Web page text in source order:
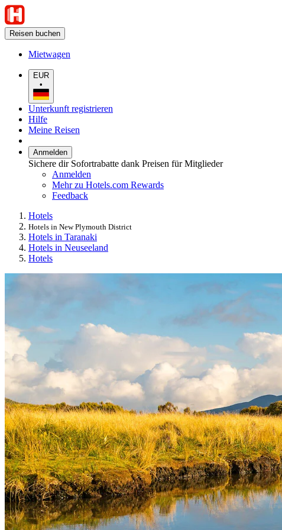
Reisen buchen
Mietwagen
EUR
•
Unterkunft registrieren
Hilfe
Meine Reisen
Anmelden
Sichere dir Sofortrabatte dank Preisen für Mitglieder
Anmelden
Mehr zu Hotels.com Rewards
Feedback
Hotels
Hotels in New Plymouth District
Hotels in Taranaki
Hotels in Neuseeland
Hotels